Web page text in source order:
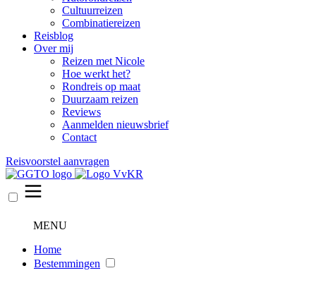
Cultuurreizen
Combinatiereizen
Reisblog
Over mij
Reizen met Nicole
Hoe werkt het?
Rondreis op maat
Duurzaam reizen
Reviews
Aanmelden nieuwsbrief
Contact
Reisvoorstel aanvragen
MENU
Home
Bestemmingen